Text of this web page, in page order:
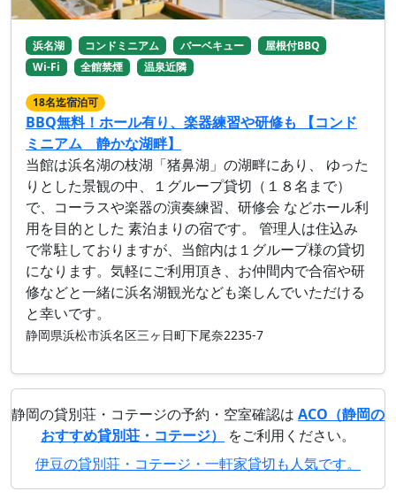
浜名湖 コンドミニアム バーベキュー
屋根付BBQ
Wi-Fi
全館禁煙 温泉近隣
18名迄宿泊可
BBQ無料！ホール有り、楽器練習や研修も 【コンド
ミニアム 静かな湖畔】
当館は浜名湖の枝湖「猪鼻湖」の湖畔にあり、 ゆった
りとした景観の中、１グループ貸切（１８名まで）
で、コーラスや楽器の演奏練習、研修会 などホール利
用を目的とした 素泊まりの宿です。 管理人は住込み
で常駐しておりますが、当館内は１グループ様の貸切
になります。気軽にご利用頂き、お仲間内で合宿や研
修などと一緒に浜名湖観光なども楽しんでいただける
と幸いです。
静岡県浜松市浜名区三ヶ日町下尾奈2235-7
静岡の貸別荘・コテージの予約・空室確認は ACO（静岡の
おすすめ貸別荘・コテージ）
をご利用ください。
伊豆の貸別荘・コテージ・一軒家貸切も人気です。